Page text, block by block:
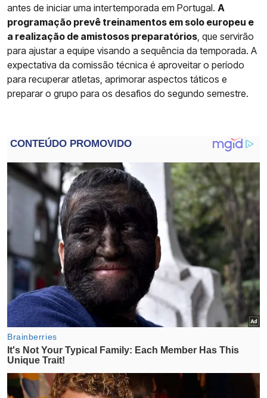
antes de iniciar uma intertemporada em Portugal. A
programação prevê treinamentos em solo europeu e
a realização de amistosos preparatórios , que servirão
para ajustar a equipe visando a sequência da temporada. A
expectativa da comissão técnica é aproveitar o período
para recuperar atletas, aprimorar aspectos táticos e
preparar o grupo para os desafios do segundo semestre.